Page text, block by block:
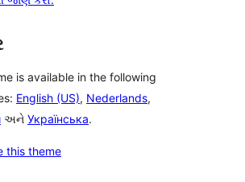
is available in the following
English (US), Nederlands,
અને Українська.
this theme